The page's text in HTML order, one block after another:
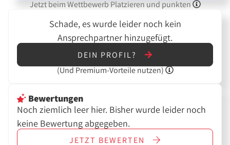
Jetzt beim Wettbewerb Platzieren und punkten
Schade, es wurde leider noch kein
Ansprechpartner hinzugefügt.
DEIN PROFIL?
(Und Premium-Vorteile nutzen)
Bewertungen
Noch ziemlich leer hier. Bisher wurde leider noch
keine Bewertung abgegeben.
JETZT BEWERTEN